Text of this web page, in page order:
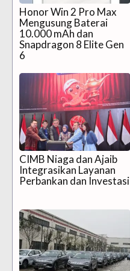
Honor Win 2 Pro Max
Mengusung Baterai
10.000 mAh dan
Snapdragon 8 Elite Gen
6
CIMB Niaga dan Ajaib
Integrasikan Layanan
Perbankan dan Investasi